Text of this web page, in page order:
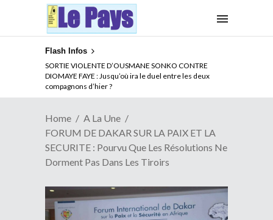
Flash Infos
NOUVELLE ATTAQUE MEURTRIERE DES ADF EN RDC :
Comment arrêter la spirale de la violence au Congo
Home
A La Une
FORUM DE DAKAR SUR LA PAIX ET LA
SECURITE : Pourvu Que Les Résolutions Ne
Dorment Pas Dans Les Tiroirs